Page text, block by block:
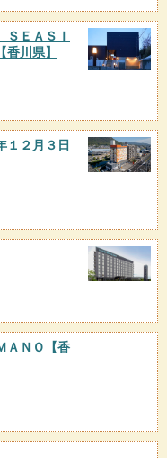
ＥＡＳＩ
【香川県】
２月３日
ＮＯ
【香